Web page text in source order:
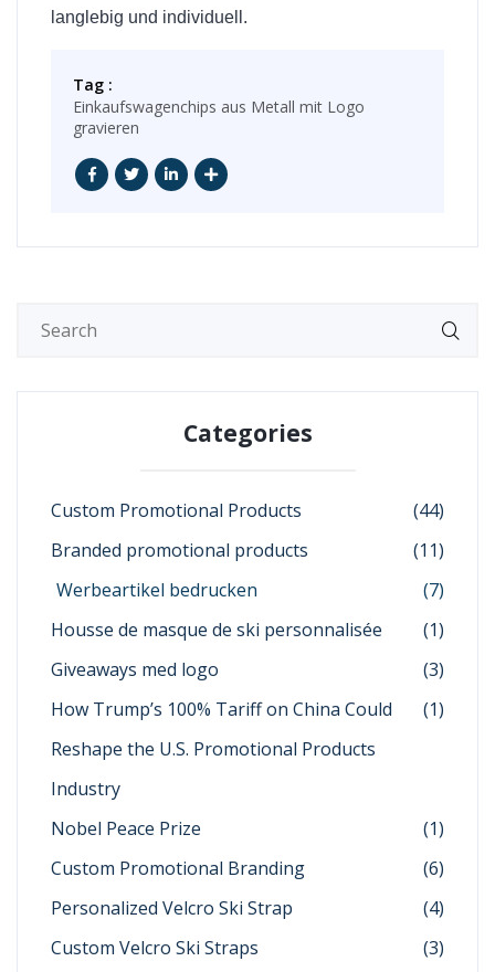
langlebig und individuell.
Tag :
Einkaufswagenchips aus Metall mit Logo
gravieren
Categories
Custom Promotional Products
(44)
Branded promotional products
(11)
Werbeartikel bedrucken
(7)
Housse de masque de ski personnalisée
(1)
Giveaways med logo
(3)
How Trump’s 100% Tariff on China Could
Reshape the U.S. Promotional Products
Industry
(1)
Nobel Peace Prize
(1)
Custom Promotional Branding
(6)
Personalized Velcro Ski Strap
(4)
Custom Velcro Ski Straps
(3)